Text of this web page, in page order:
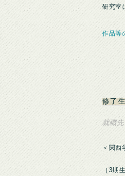
研究室
作品等
修了
就職
＜関
［3期